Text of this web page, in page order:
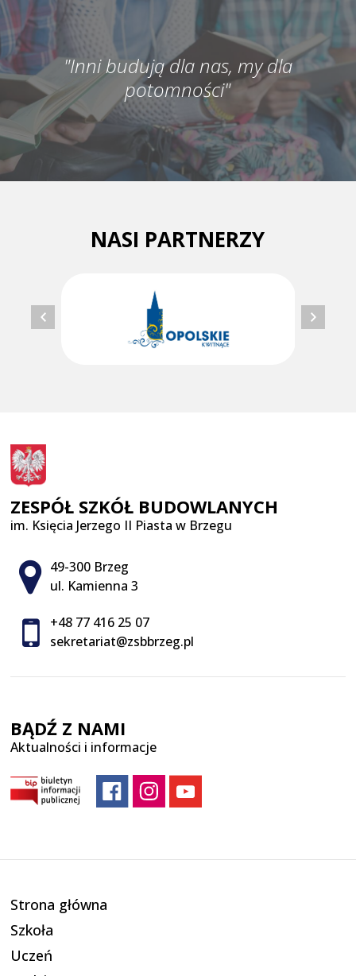
"Inni budują dla nas, my dla
potomności"
NASI PARTNERZY
ZESPÓŁ SZKÓŁ BUDOWLANYCH
im. Księcia Jerzego II Piasta w Brzegu
Adres pocztowy:
49-300 Brzeg
ul. Kamienna 3
+48 77 416 25 07
sekretariat@zsbbrzeg.pl
BĄDŹ Z NAMI
Aktualności i informacje
Strona główna
Szkoła
Uczeń